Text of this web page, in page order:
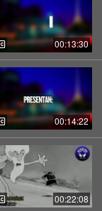
00:13:30
00:14:22
00:22:08